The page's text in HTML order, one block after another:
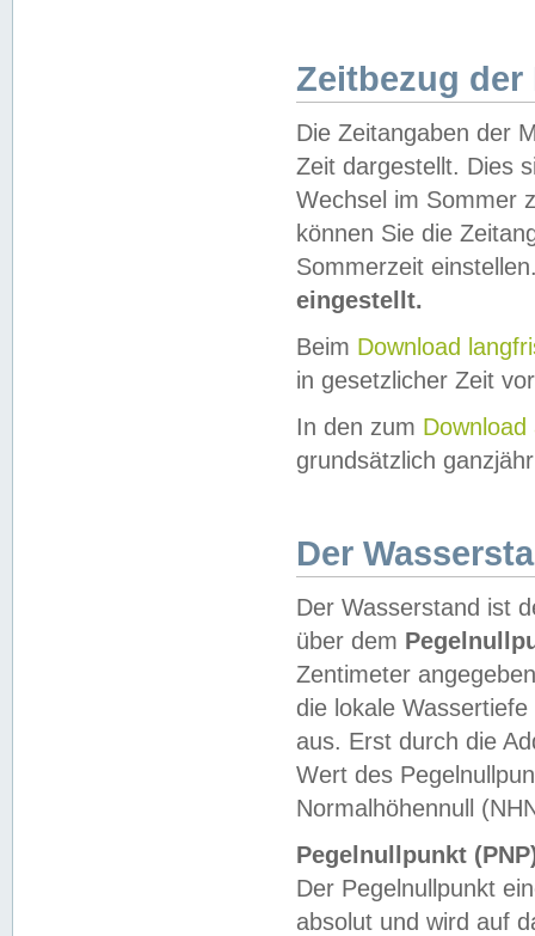
Zeitbezug der
Die Zeitangaben der
Zeit dargestellt. Dies
Wechsel im Sommer
können Sie die
Sommerzeit
eingestellt.
Beim Download
in gesetzlicher Zeit
In den zum Download
grundsätzlich
Der
Der Wasserstand ist
über dem
Zentimeter
die lokale
aus. Erst durch die
Wert des
Normalhöhennull
Pegelnullpunkt
Der Pegelnullpunkt
absolut und wird auf